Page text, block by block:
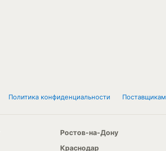
Политика конфиденциальности Поставщикам
Ростов-на-Дону
Краснодар